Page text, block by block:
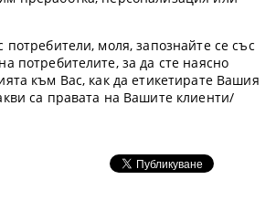
потребители, моля, запознайте се със
потребителите, за да сте наясно
към Вас, как да етикетирате Вашия
са правата на Вашите клиенти/